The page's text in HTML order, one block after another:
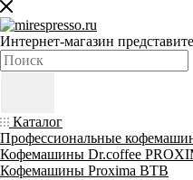
Интернет-магазин
Каталог
Профессиональные
Кофемашины Dr.coffee
Кофемашины Proxima BTB